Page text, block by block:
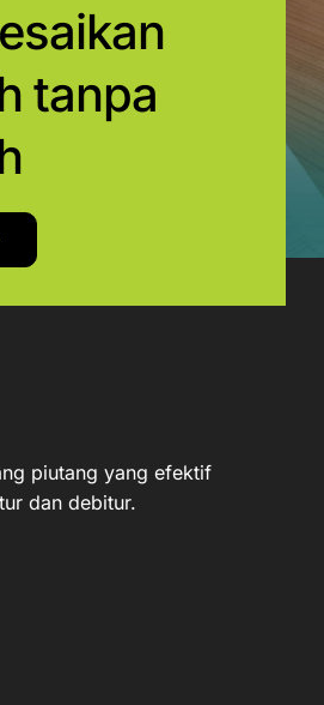
tanpa
piutang yang efektif
dan debitur.